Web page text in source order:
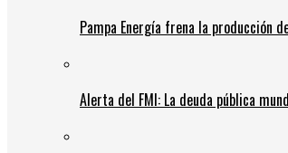
Pampa Energía frena la producción
Alerta del FMI: La deuda pública